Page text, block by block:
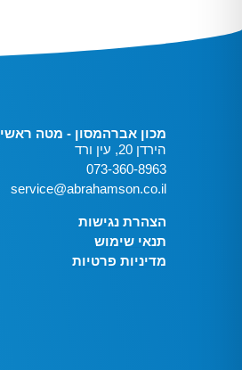
מכון אברהמסון - מטה ראשי
הירדן 20, עין ורד
073-360-8963
service@abrahamson.co.il
הצהרת נגישות
תנאי שימוש
מדיניות פרטיות